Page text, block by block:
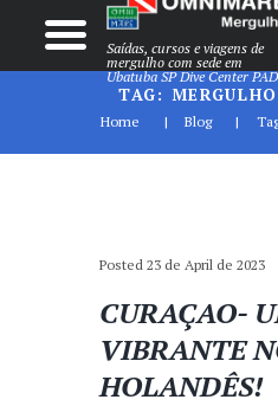
Saídas, cursos e viagens de
mergulho com sede em
Ubatuba SP Dive Center
TAG:
Home Blog
Posted 23 de April de 2023
CURAÇAO-
VIBRANTE
HOLANDÊS!